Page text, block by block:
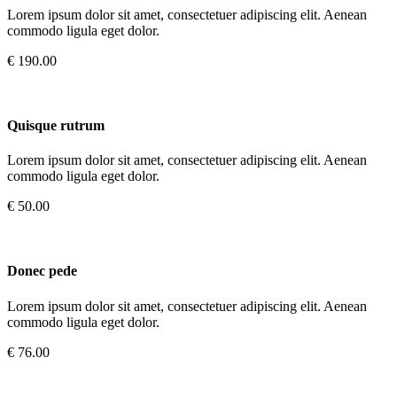
Lorem ipsum dolor sit amet, consectetuer adipiscing elit. Aenean
commodo ligula eget dolor.
€ 190.00
Quisque rutrum
Lorem ipsum dolor sit amet, consectetuer adipiscing elit. Aenean
commodo ligula eget dolor.
€ 50.00
Donec pede
Lorem ipsum dolor sit amet, consectetuer adipiscing elit. Aenean
commodo ligula eget dolor.
€ 76.00